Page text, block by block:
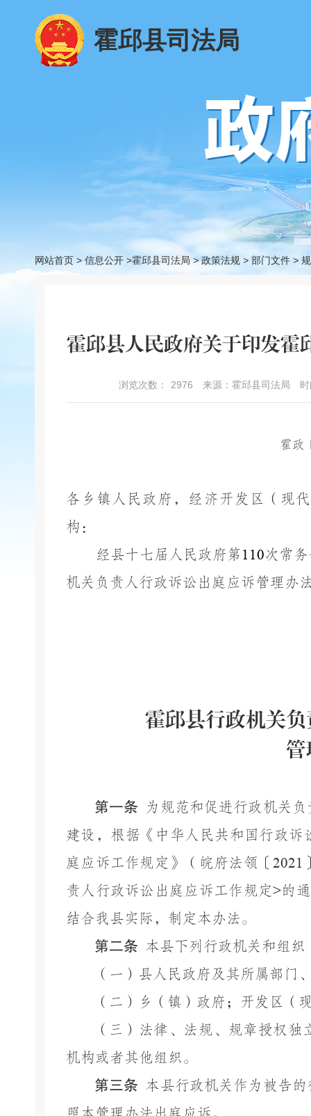
霍邱县司法局
网站首页 > 信息公开 >霍邱县司法局> 政策法规 > 部门文件 >
霍邱县人民政府关于印发霍
浏览次数： 2976 来源：霍邱县司法局
霍政
各乡镇人民政府，经济开发区（现
构：
经县十七届人民政府第110次常
机关负责人行政诉讼出庭应诉管理办
霍邱县行政机关
第一条
为规范和促进行政机关
建设，根据《中华人民共和国行政
庭应诉工作规定》（皖府法领〔2021
责人行政诉讼出庭应诉工作规定>的
结合我县实际，制定本办法。
第二条 本县下列行政机关和组
（一）县人民政府及其所属部门
（二）乡（镇）政府；开发区（
（三）法律、法规、规章授权
机构或者其他组织。
第三条 本县行政机关作为被告